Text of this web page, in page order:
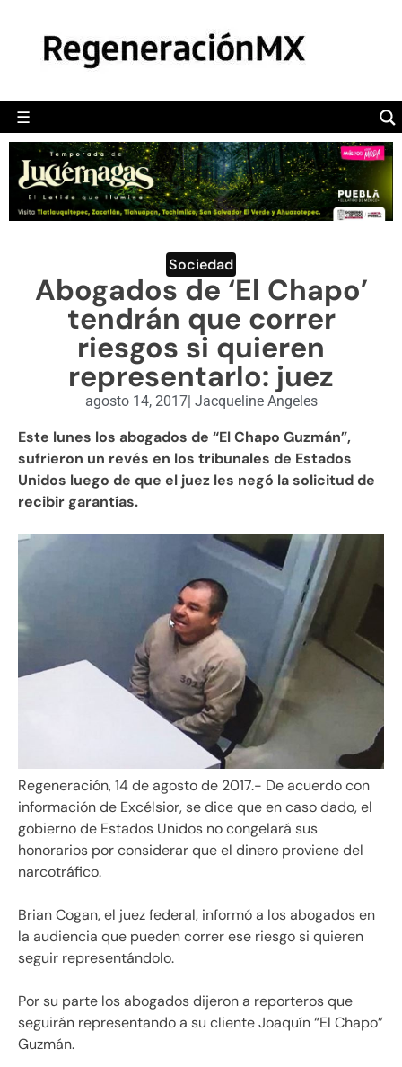
☰
POLÍTICA
CAMALEÓN
OPINIÓN
DEPORTES
ENGLISH SECTION
VIDEOS
Sociedad
Abogados de ‘El Chapo’
tendrán que correr
riesgos si quieren
representarlo: juez
agosto 14, 2017| Jacqueline Angeles
Este lunes los abogados de “El Chapo Guzmán”,
sufrieron un revés en los tribunales de Estados
Unidos luego de que el juez les negó la solicitud de
recibir garantías.
Regeneración, 14 de agosto de 2017.- De acuerdo con
información de Excélsior, se dice que en caso dado, el
gobierno de Estados Unidos no congelará sus
honorarios por considerar que el dinero proviene del
narcotráfico.
Brian Cogan, el juez federal, informó a los abogados en
la audiencia que pueden correr ese riesgo si quieren
seguir representándolo.
Por su parte los abogados dijeron a reporteros que
seguirán representando a su cliente Joaquín “El Chapo”
Guzmán.